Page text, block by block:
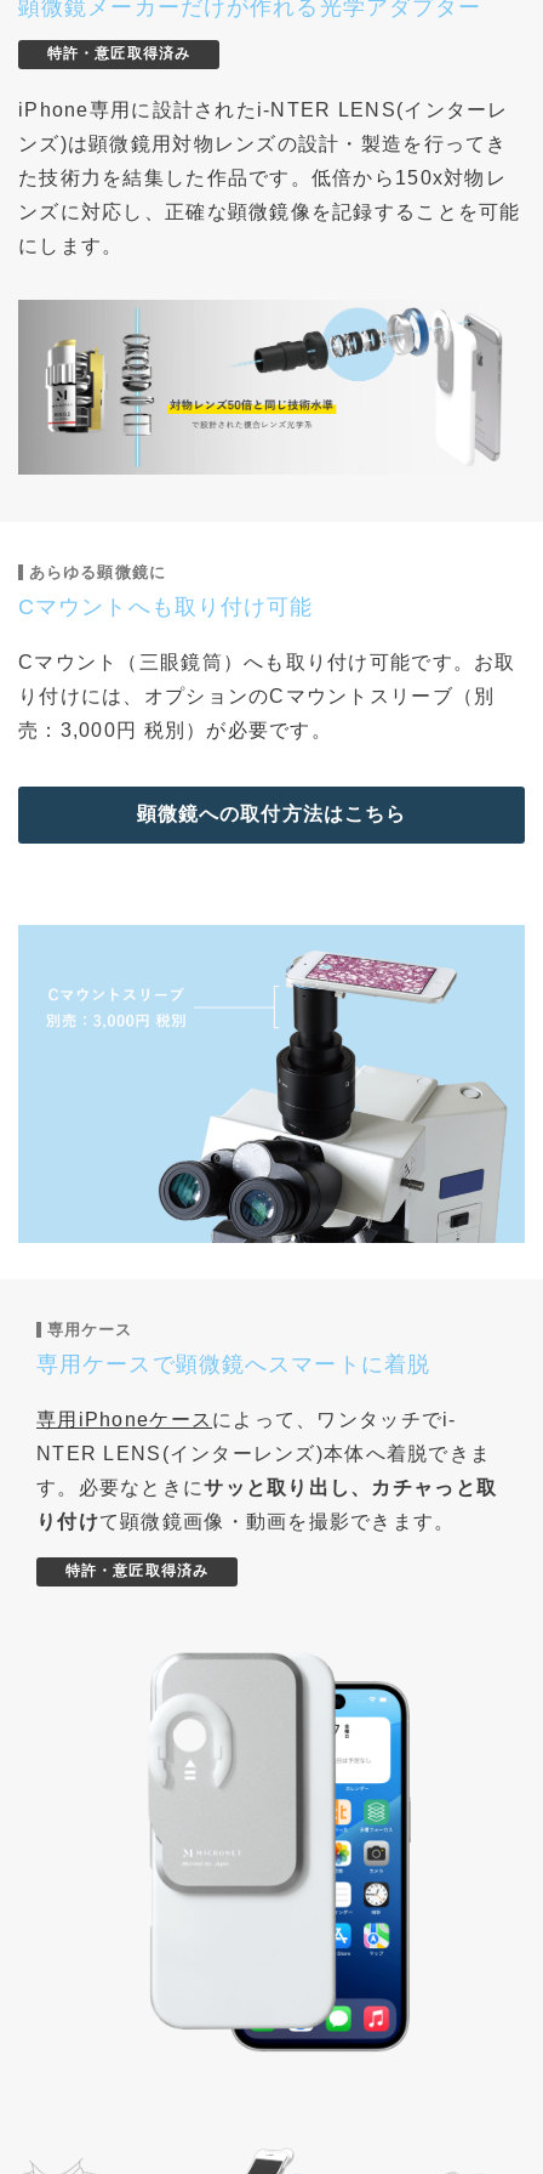
顕微鏡メーカーだけが作れる光学アダプター
特許・意匠取得済み
iPhone専用に設計されたi-NTER LENS(インターレ
ンズ)は顕微鏡用対物レンズの設計・製造を行ってき
た技術力を結集した作品です。低倍から150x対物レ
ンズに対応し、正確な顕微鏡像を記録することを可能
にします。
あらゆる顕微鏡に
Cマウントへも取り付け可能
Cマウント（三眼鏡筒）へも取り付け可能です。お取
り付けには、オプションのCマウントスリーブ（別
売：3,000円 税別）が必要です。
顕微鏡への取付方法はこちら
専用ケース
専用ケースで顕微鏡へスマートに着脱
専用iPhoneケース によって、ワンタッチでi-
NTER LENS(インターレンズ)本体へ着脱できま
す。必要なときにサッと取り出し、カチャっと取
り付けて顕微鏡画像・動画を撮影できます。
特許・意匠取得済み